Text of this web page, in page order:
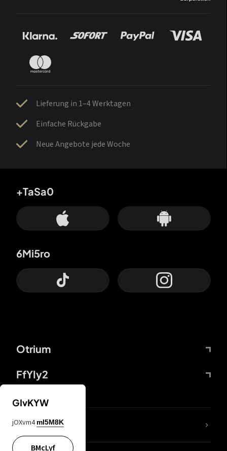
Lieferung in 1–4 Werktagen
Einfache Rückgabe
Neue Angebote jede Woche
Otrium
FfYIy2
+TaSa0
6Mi5ro
DDcvSo
GIvKYW
jOXvm4 mI5M8K
BMcLyf